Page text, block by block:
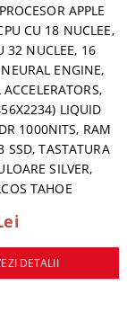
APPLE
CU 18 NUCLEE,
32 NUCLEE, 16
ENGINE,
LIQUID
1000NITS, RAM
SSD, TASTATURA
SILVER,
TAHOE
DETALII